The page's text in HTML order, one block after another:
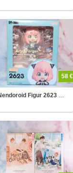
Nendoroid Figur 2623 Anya Forger (Spy x Family)
58 €